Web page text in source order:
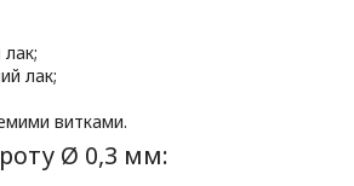
лак;
витками.
Ø 0,3 мм: